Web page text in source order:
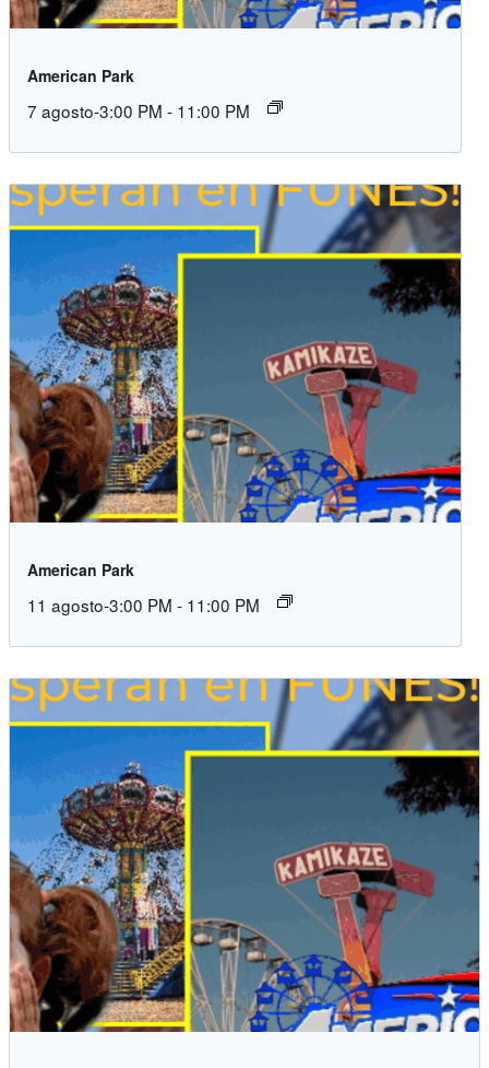
American Park
7 agosto-3:00 PM - 11:00 PM
American Park
11 agosto-3:00 PM - 11:00 PM